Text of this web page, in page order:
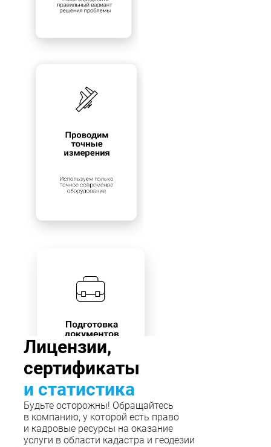
Лицензии,
сертификаты
и статистика
Будьте осторожны! Обращайтесь
в компанию, у которой есть право
и кадровые ресурсы на оказание
услуги в области кадастра и геодезии